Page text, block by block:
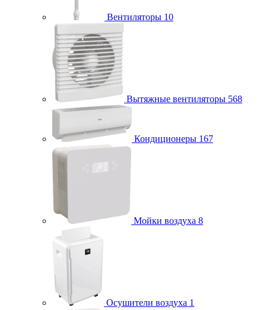
Вентиляторы 10
Вытяжные вентиляторы 568
Кондиционеры 167
Мойки воздуха 8
Осушители воздуха 1